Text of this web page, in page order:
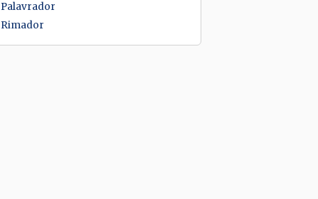
Palavrador
Rimador